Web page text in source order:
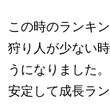
この時のランキ
狩り人が少ない
うになりました。
安定して成長ラ